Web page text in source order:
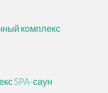
комплекс
SPA-саун